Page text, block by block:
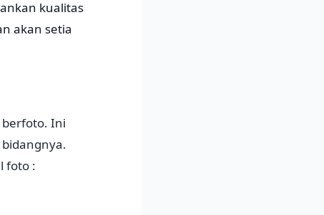
kualitas
akan setia
Ini
foto :